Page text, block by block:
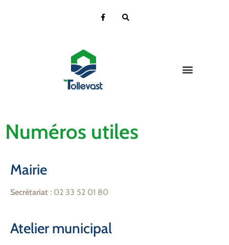
Numéros utiles
Mairie
Secrétariat : 02 33 52 01 80
Atelier municipal